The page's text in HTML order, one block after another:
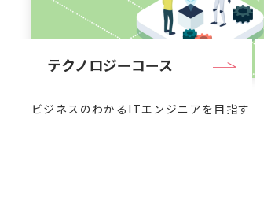
テクノロジーコース
ビジネスのわかるITエンジニアを目指す